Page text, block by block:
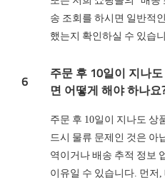
송 조회를 하시면 일반적
했는지 확인하실 수 있습
6
주문 후 10일이 지나
면 어떻게 해야 하나
주문 후 10일이 지나도 상
드시 물류 문제인 것은 아
역이거나 배송 추적 정보
이유일 수 있습니다. 먼저